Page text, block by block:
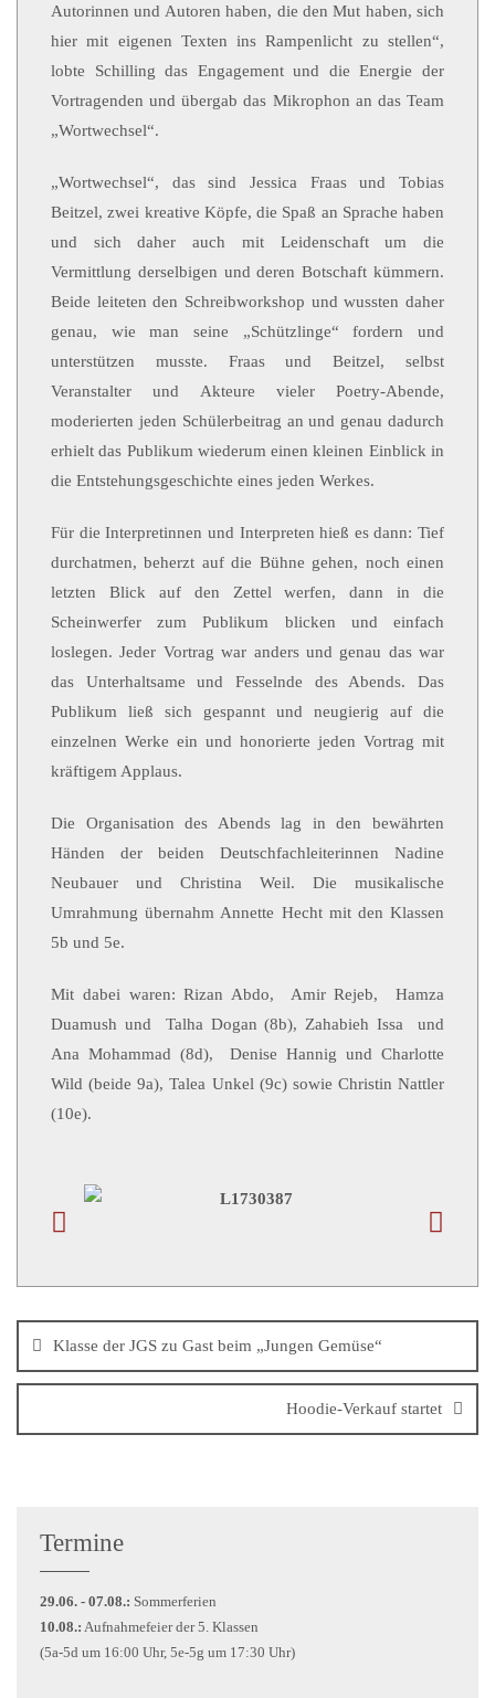
Autorinnen und Autoren haben, die den Mut haben, sich
hier mit eigenen Texten ins Rampenlicht zu stellen“,
lobte Schilling das Engagement und die Energie der
Vortragenden und übergab das Mikrophon an das Team
„Wortwechsel“.
„Wortwechsel“, das sind Jessica Fraas und Tobias
Beitzel, zwei kreative Köpfe, die Spaß an Sprache haben
und sich daher auch mit Leidenschaft um die
Vermittlung derselbigen und deren Botschaft kümmern.
Beide leiteten den Schreibworkshop und wussten daher
genau, wie man seine „Schützlinge“ fordern und
unterstützen musste. Fraas und Beitzel, selbst
Veranstalter und Akteure vieler Poetry-Abende,
moderierten jeden Schülerbeitrag an und genau dadurch
erhielt das Publikum wiederum einen kleinen Einblick in
die Entstehungsgeschichte eines jeden Werkes.
Für die Interpretinnen und Interpreten hieß es dann: Tief
durchatmen, beherzt auf die Bühne gehen, noch einen
letzten Blick auf den Zettel werfen, dann in die
Scheinwerfer zum Publikum blicken und einfach
loslegen. Jeder Vortrag war anders und genau das war
das Unterhaltsame und Fesselnde des Abends. Das
Publikum ließ sich gespannt und neugierig auf die
einzelnen Werke ein und honorierte jeden Vortrag mit
kräftigem Applaus.
Die Organisation des Abends lag in den bewährten
Händen der beiden Deutschfachleiterinnen Nadine
Neubauer und Christina Weil. Die musikalische
Umrahmung übernahm Annette Hecht mit den Klassen
5b und 5e.
Mit dabei waren: Rizan Abdo, Amir Rejeb, Hamza
Duamush und Talha Dogan (8b), Zahabieh Issa und
Ana Mohammad (8d), Denise Hannig und Charlotte
Wild (beide 9a), Talea Unkel (9c) sowie Christin Nattler
(10e).
Klasse der JGS zu Gast beim „Jungen Gemüse“
Hoodie-Verkauf startet
Termine
29.06. - 07.08.: Sommerferien
10.08.: Aufnahmefeier der 5. Klassen
(5a-5d um 16:00 Uhr, 5e-5g um 17:30 Uhr)